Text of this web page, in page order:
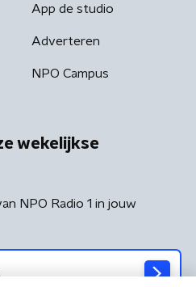
App de studio
Adverteren
NPO Campus
wekelijkse
NPO Radio 1 in jouw